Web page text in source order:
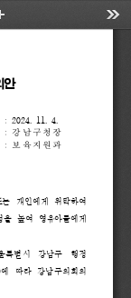
안
: 2024. 11. 4.
:
강 남 구 청 장
: 보 육 지 원 과
는 개인에게
위탁하여
을 높여
영유아들에게
특별시 강남구
행정
에 따라
강남구의회의